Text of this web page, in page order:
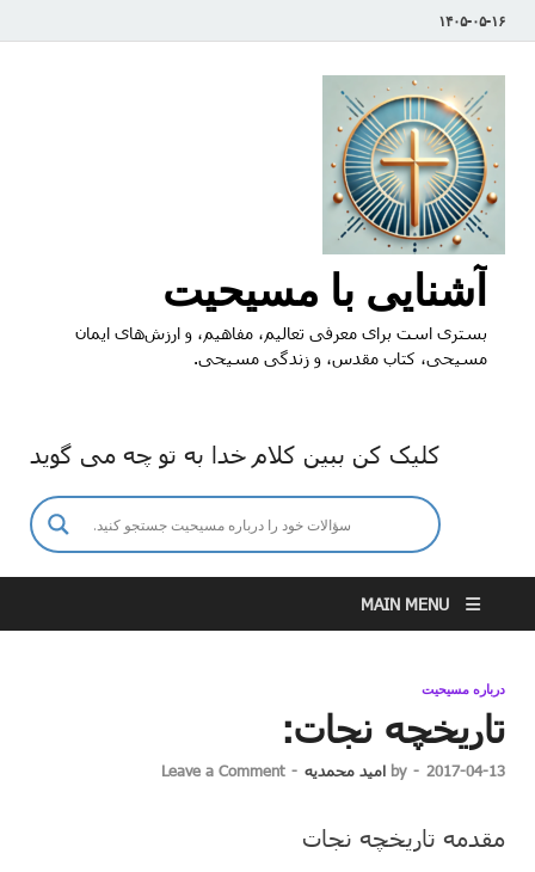
۱۴۰۵-۰۵-۱۶
آشنایی با مسیحیت
بستری است برای معرفی تعالیم، مفاهیم، و ارزش‌های ایمان
مسیحی، کتاب مقدس، و زندگی مسیحی.
کلیک کن ببین کلام خدا به تو چه می گوید
MAIN MENU
درباره مسیحیت
تاریخچه نجات:
2017-04-13
-
by امید محمدیه -
Leave a Comment
مقدمه تاریخچه نجات